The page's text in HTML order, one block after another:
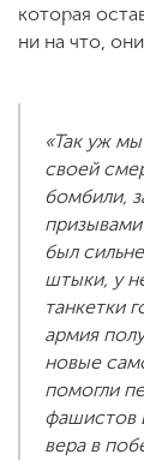
которая
ни на что,
«Так уж
своей
бомбили,
был
штыки, у
танкетки
армия
новые
помогли
фашистов
вера в